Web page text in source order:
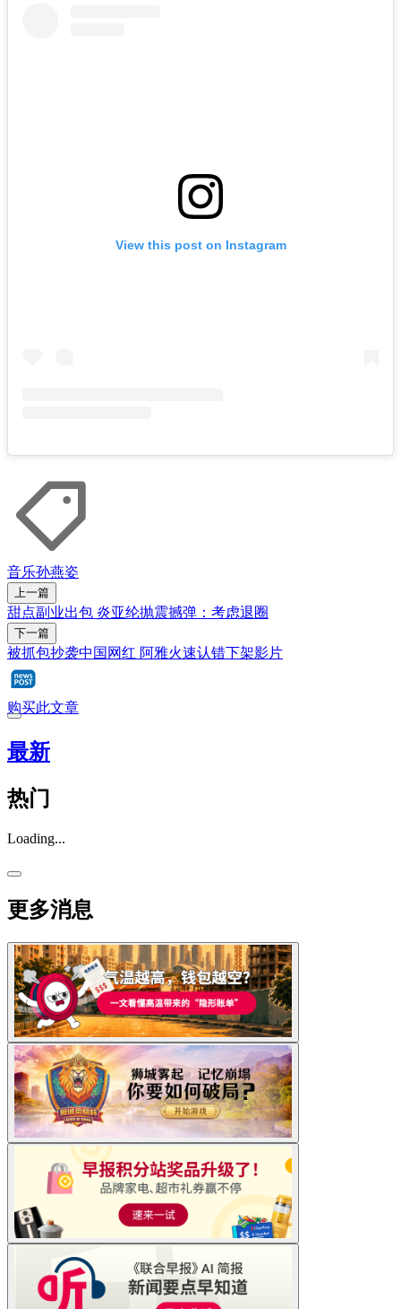
View this post on Instagram
音乐孙燕姿
上一篇
甜点副业出包 炎亚纶抛震撼弹：考虑退圈
下一篇
被抓包抄袭中国网红 阿雅火速认错下架影片
购买此文章
最新
热门
Loading...
更多消息